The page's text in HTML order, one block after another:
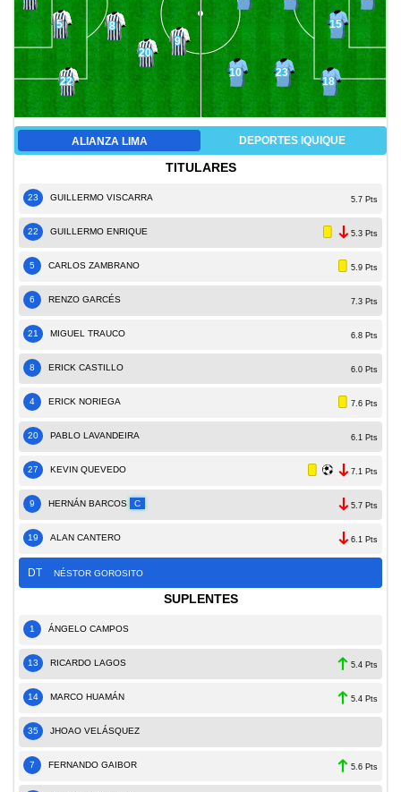
5
22
8
20
9
15
18
23
10
ALIANZA LIMA DEPORTES IQUIQUE
TITULARES
23 GUILLERMO VISCARRA 5.7 Pts
22 GUILLERMO ENRIQUE 5.3 Pts
5 CARLOS ZAMBRANO 5.9 Pts
6 RENZO GARCÉS 7.3 Pts
21 MIGUEL TRAUCO 6.8 Pts
8 ERICK CASTILLO 6.0 Pts
4 ERICK NORIEGA 7.6 Pts
20 PABLO LAVANDEIRA 6.1 Pts
27 KEVIN QUEVEDO 7.1 Pts
9 HERNÁN BARCOS C 5.7 Pts
19 ALAN CANTERO 6.1 Pts
DT NÉSTOR GOROSITO
SUPLENTES
1 ÁNGELO CAMPOS
13 RICARDO LAGOS 5.4 Pts
14 MARCO HUAMÁN 5.4 Pts
35 JHOAO VELÁSQUEZ
7 FERNANDO GAIBOR 5.6 Pts